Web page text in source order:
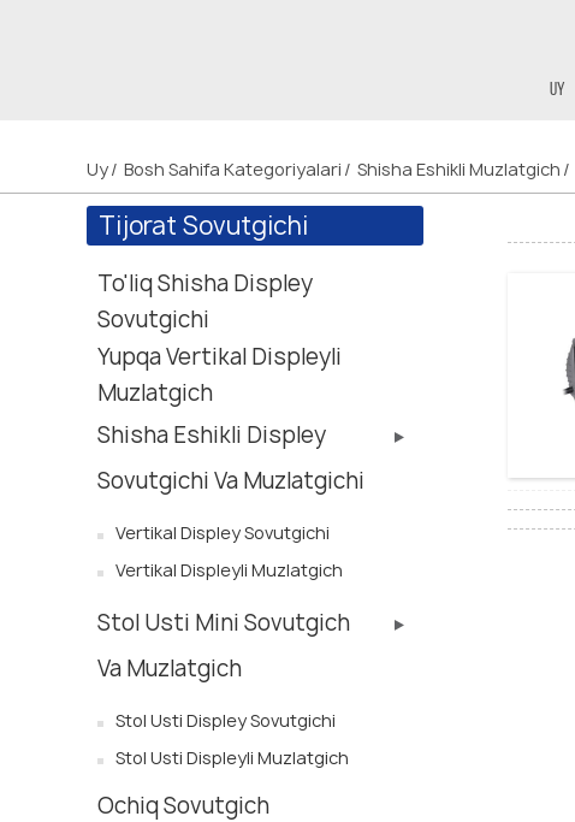
Uy
Uy Bosh Sahifa Kategoriyalari Shisha Eshikli Muzlatgich
Tijorat Sovutgichi
To'liq Shisha Displey
Sovutgichi
Yupqa Vertikal Displeyli
Muzlatgich
Shisha Eshikli Displey
Sovutgichi Va Muzlatgichi
Vertikal Displey Sovutgichi
Vertikal Displeyli Muzlatgich
Stol Usti Mini Sovutgich
Va Muzlatgich
Stol Usti Displey Sovutgichi
Stol Usti Displeyli Muzlatgich
Ochiq Sovutgich